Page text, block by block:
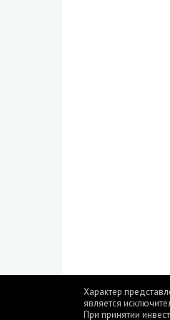
Характер
является
При принятии